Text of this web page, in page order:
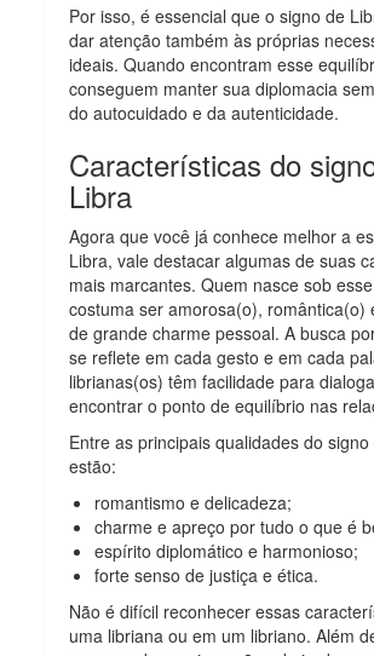
Por isso, é essencial que o signo de
dar atenção também às próprias
ideais. Quando encontram esse
conseguem manter sua diplomacia
do autocuidado e da autenticidade.
Características do
Libra
Agora que você já conhece melhor a
Libra, vale destacar algumas de suas
mais marcantes. Quem nasce sob
costuma ser amorosa(o), romântica(o)
de grande charme pessoal. A busca
se reflete em cada gesto e em cada
librianas(os) têm facilidade para
encontrar o ponto de equilíbrio nas
Entre as principais qualidades do
estão:
romantismo e delicadeza;
charme e apreço por tudo o que é
espírito diplomático e harmonioso;
forte senso de justiça e ética.
Não é difícil reconhecer essas
uma libriana ou em um libriano. Além